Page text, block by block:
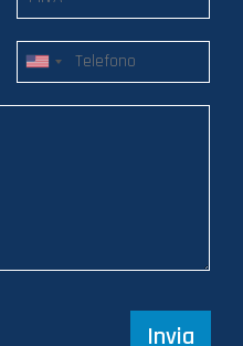
Invia